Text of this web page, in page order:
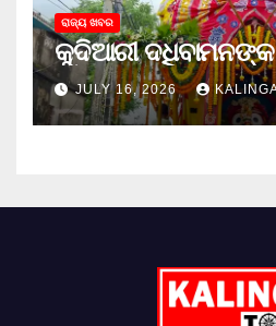
ରାଜ୍ୟ ଖବର
କୁଦିଆରୀ
JULY 16, 2026